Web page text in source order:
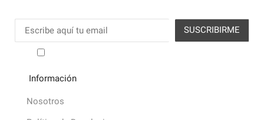
Información
Nosotros